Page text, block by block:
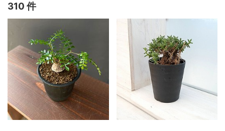
310 件